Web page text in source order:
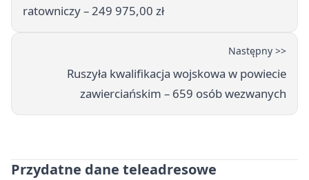
ratowniczy – 249 975,00 zł
Następny >>
Ruszyła kwalifikacja wojskowa w powiecie
zawierciańskim – 659 osób wezwanych
Przydatne dane teleadresowe